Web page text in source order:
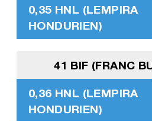
0,35 HNL (LEMPIRA
HONDURIEN)
41 BIF (FRANC
0,36 HNL (LEMPIRA
HONDURIEN)